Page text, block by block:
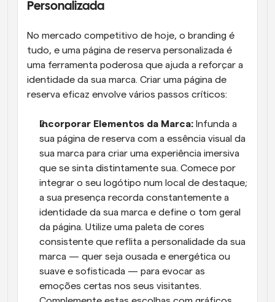
Personalizada
No mercado competitivo de hoje, o branding é
tudo, e uma página de reserva personalizada é
uma ferramenta poderosa que ajuda a reforçar a
identidade da sua marca. Criar uma página de
reserva eficaz envolve vários passos críticos:
Incorporar Elementos da Marca: Infunda a
sua página de reserva com a essência visual da
sua marca para criar uma experiência imersiva
que se sinta distintamente sua. Comece por
integrar o seu logótipo num local de destaque;
a sua presença recorda constantemente a
identidade da sua marca e define o tom geral
da página. Utilize uma paleta de cores
consistente que reflita a personalidade da sua
marca — quer seja ousada e energética ou
suave e sofisticada — para evocar as
emoções certas nos seus visitantes.